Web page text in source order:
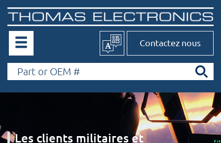
Contactez nous
Les clients militaires et